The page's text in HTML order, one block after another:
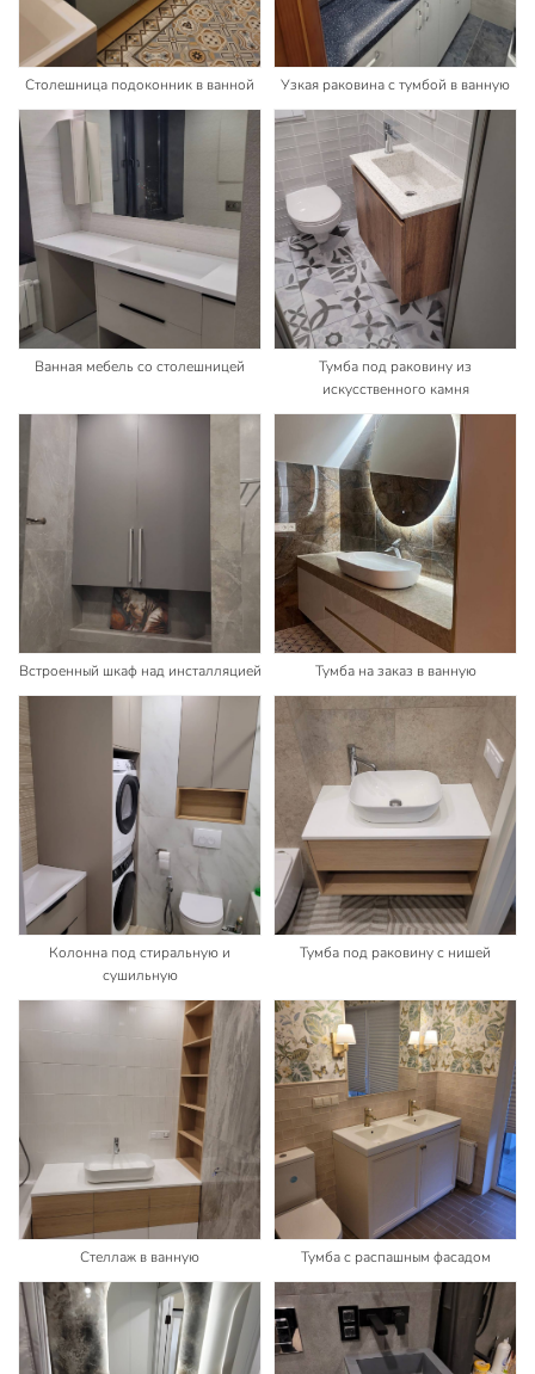
Столешница подоконник в ванной Узкая раковина с тумбой в ванную
Ванная мебель со столешницей
Тумба под раковину из
искусственного камня
Встроенный шкаф над инсталляцией Тумба на заказ в ванную
Колонна под стиральную и
сушильную
Тумба под раковину с нишей
Стеллаж в ванную Тумба с распашным фасадом